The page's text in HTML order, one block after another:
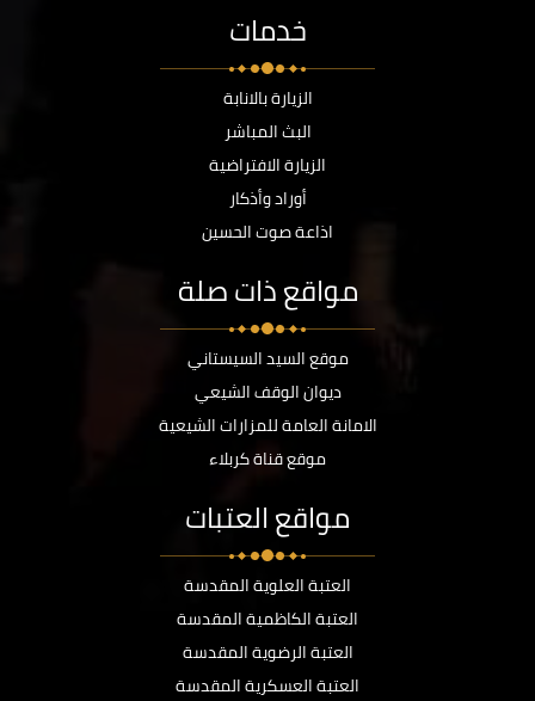
خدمات
الزيارة بالانابة
البث المباشر
الزيارة الافتراضية
أوراد وأذكار
اذاعة صوت الحسين
مواقع ذات صلة
موقع السيد السيستاني
ديوان الوقف الشيعي
الامانة العامة للمزارات الشيعية
موقع قناة كربلاء
مواقع العتبات
العتبة العلوية المقدسة
العتبة الكاظمية المقدسة
العتبة الرضوية المقدسة
العتبة العسكرية المقدسة